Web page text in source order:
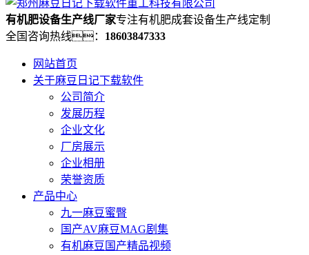
有机肥设备生产线厂家专注有机肥成套设备生产线定制
全国咨询热线： 18603847333
网站首页
关于麻豆日记下载软件
公司简介
发展历程
企业文化
厂房展示
企业相册
荣誉资质
产品中心
九一麻豆蜜臀
国产AV麻豆MAG剧集
有机麻豆国产精品视频